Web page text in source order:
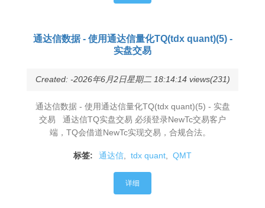
通达信数据 - 使用通达信量化TQ(tdx quant)(5) -
实盘交易
Created: -2026年6月2日星期二 18:14:14 views(231)
通达信数据 - 使用通达信量化TQ(tdx quant)(5) - 实盘
交易 通达信TQ实盘交易 必须登录NewTc交易客户
端，TQ会借道NewTc实现交易，合规合法。
标签: 通达信 tdx quant QMT
详细